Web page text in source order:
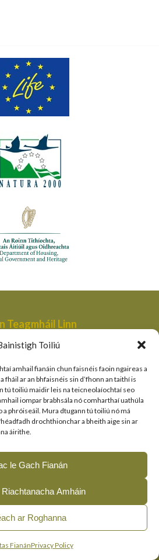
Toiliú
amhail fianáin chun faisnéis faoin ngaireas a
fháil ar an bhfaisnéis sin d’fhonn an taithí is
tú toiliú maidir leis na teicneolaíochtaí seo
iompar brabhsála nó comharthaí uathúla
a phróiseáil. Mura dtugann tú toiliú nó má
drochthionchar a bheith aige sin ar
áirithe.
le Gach Fianán
Riachtanacha Amháin
ar Roghanna
FianánPrivacy Policy
Teagmháil Linn
na dTailte Móna,
Rialtais Áitiúil agus Oidhreachta,
an Bhaile Nua,
Loch Garman,
Naisc Thapa
Rialtais Áitiúil agus Oidhreachta
Náisiúnta agus Fiadhúlra
Clár LIFE an AE
Project | | |
|Manage Cookie Consent
English